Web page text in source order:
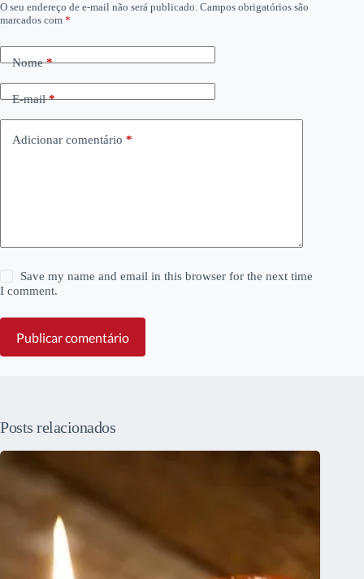
O seu endereço de e-mail não será publicado. Campos obrigatórios são
marcados com *
Nome*
E-mail*
Adicionar comentário *
Save my name and email in this browser for the next time
I comment.
Publicar comentário
Posts relacionados